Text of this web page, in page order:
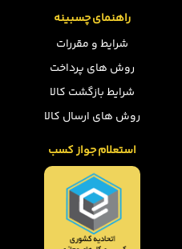
راهنمای چسبینه
شرایط و مقررات
روش های پرداخت
شرایط بازگشت کالا
روش های ارسال کالا
استعلام جواز کسب